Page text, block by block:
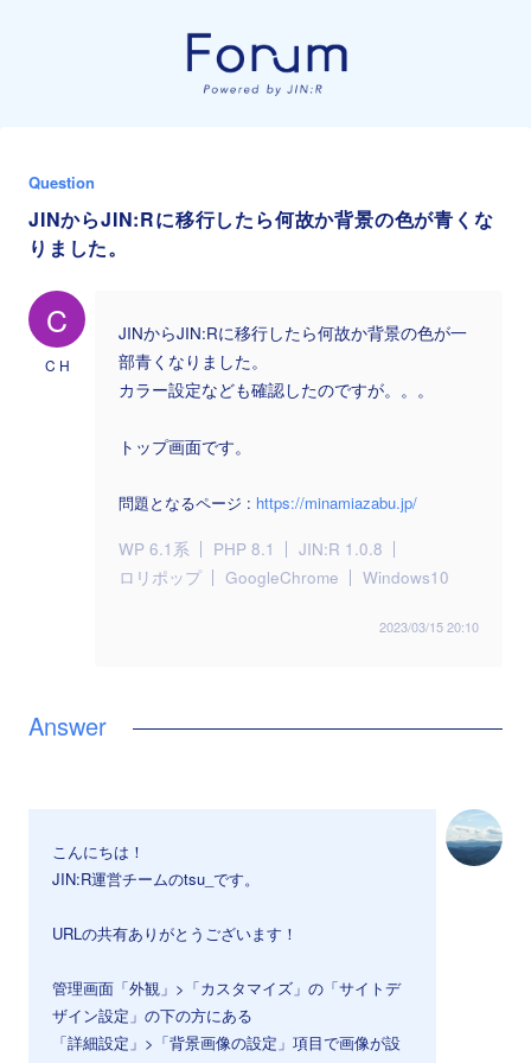
Question
JINからJIN:Rに移行したら何故か背景の色が青くな
りました。
C
C H
JINからJIN:Rに移行したら何故か背景の色が一
部青くなりました。
カラー設定なども確認したのですが。。。
トップ画面です。
問題となるページ : https://minamiazabu.jp/
WP 6.1系 PHP 8.1
JIN:R 1.0.8
ロリポップ
GoogleChrome Windows10
2023/03/15 20:10
こんにちは！
JIN:R運営チームのtsu_です。
URLの共有ありがとうございます！
管理画面「外観」>「カスタマイズ」の「サイトデ
ザイン設定」の下の方にある
「詳細設定」>「背景画像の設定」項目で画像が設